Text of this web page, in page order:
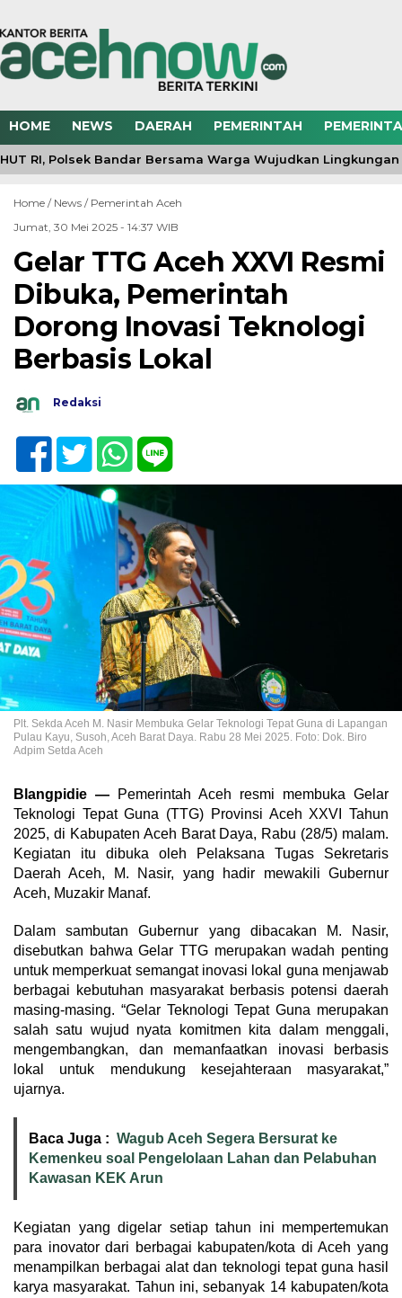
HOME NEWS DAERAH PEMERINTAH
RI, Polsek Bandar Bersama Warga Wujudkan Lingkungan
Home / News / Pemerintah Aceh
Jumat, 30 Mei 2025 - 14:37 WIB
Gelar TTG Aceh XXVI Resmi
Dibuka, Pemerintah
Dorong Inovasi Teknologi
Berbasis Lokal
Redaksi
Plt. Sekda Aceh M. Nasir Membuka Gelar Teknologi Tepat Guna di Lapangan
Pulau Kayu, Susoh, Aceh Barat Daya. Rabu 28 Mei 2025. Foto: Dok. Biro
Adpim Setda Aceh
Blangpidie — Pemerintah Aceh resmi membuka Gelar
Teknologi Tepat Guna (TTG) Provinsi Aceh XXVI Tahun
2025, di Kabupaten Aceh Barat Daya, Rabu (28/5) malam.
Kegiatan itu dibuka oleh Pelaksana Tugas Sekretaris
Daerah Aceh, M. Nasir, yang hadir mewakili Gubernur
Aceh, Muzakir Manaf.
Dalam sambutan Gubernur yang dibacakan M. Nasir,
disebutkan bahwa Gelar TTG merupakan wadah penting
untuk memperkuat semangat inovasi lokal guna menjawab
berbagai kebutuhan masyarakat berbasis potensi daerah
masing-masing. “Gelar Teknologi Tepat Guna merupakan
salah satu wujud nyata komitmen kita dalam menggali,
mengembangkan, dan memanfaatkan inovasi berbasis
lokal untuk mendukung kesejahteraan masyarakat,”
ujarnya.
Baca Juga : Wagub Aceh Segera Bersurat ke
Kemenkeu soal Pengelolaan Lahan dan Pelabuhan
Kawasan KEK Arun
Kegiatan yang digelar setiap tahun ini mempertemukan
para inovator dari berbagai kabupaten/kota di Aceh yang
menampilkan berbagai alat dan teknologi tepat guna hasil
karya masyarakat. Tahun ini, sebanyak 14 kabupaten/kota